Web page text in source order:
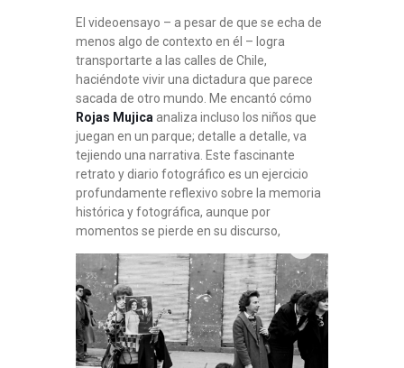
El videoensayo – a pesar de que se echa de
menos algo de contexto en él – logra
transportarte a las calles de Chile,
haciéndote vivir una dictadura que parece
sacada de otro mundo. Me encantó cómo
Rojas Mujica analiza incluso los niños que
juegan en un parque; detalle a detalle, va
tejiendo una narrativa. Este fascinante
retrato y diario fotográfico es un ejercicio
profundamente reflexivo sobre la memoria
histórica y fotográfica, aunque por
momentos se pierde en su discurso,